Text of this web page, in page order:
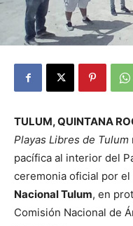
TULUM, QUINTANA
Playas Libres de Tulum
pacífica al interior del
ceremonia oficial por
Nacional Tulum, en
Comisión Nacional de